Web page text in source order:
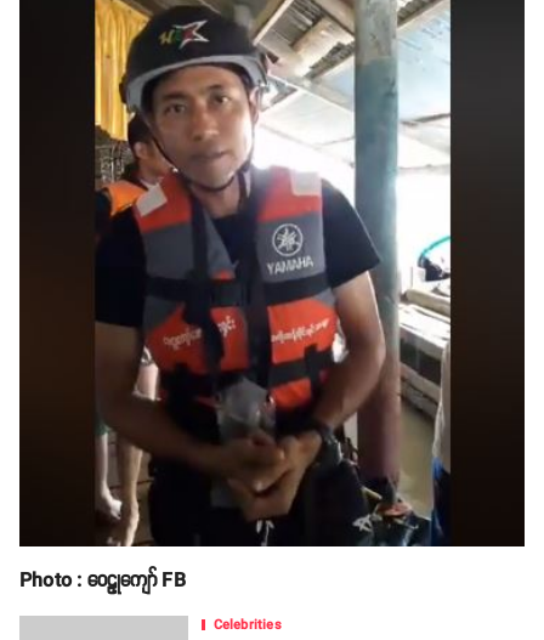
Photo : ဝေဠုကျော် FB
Celebrities